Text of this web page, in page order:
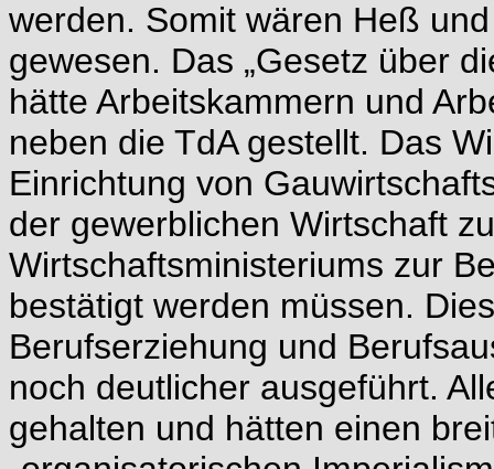
werden. Somit wären Heß
gewesen. Das „Gesetz über
hätte Arbeitskammern und
neben die TdA gestellt. Das
Einrichtung von
der gewerblichen Wirtschaft
Wirtschaftsministeriums zur
bestätigt werden müssen.
Berufserziehung und
noch deutlicher ausgeführt.
gehalten und hätten einen